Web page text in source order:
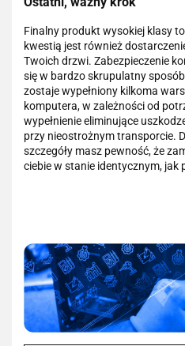
Finalny produkt wysokiej klasy
kwestią jest również
Twoich drzwi. Zabezpieczenie
się w bardzo skrupulatny
zostaje wypełniony kilkoma
komputera, w zależności od
wypełnienie eliminujące
przy nieostrożnym transporcie.
szczegóły masz pewność, że
ciebie w stanie identycznym, jak